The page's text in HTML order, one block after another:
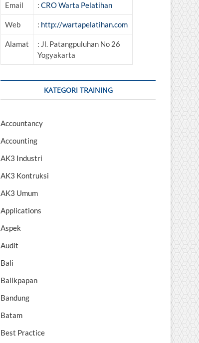
Email : CRO Warta Pelatihan
Web : http://wartapelatihan.com
Alamat
: Jl. Patangpuluhan No 26
Yogyakarta
KATEGORI TRAINING
Accountancy
Accounting
AK3 Industri
AK3 Kontruksi
AK3 Umum
Applications
Aspek
Audit
Bali
Balikpapan
Bandung
Batam
Best Practice